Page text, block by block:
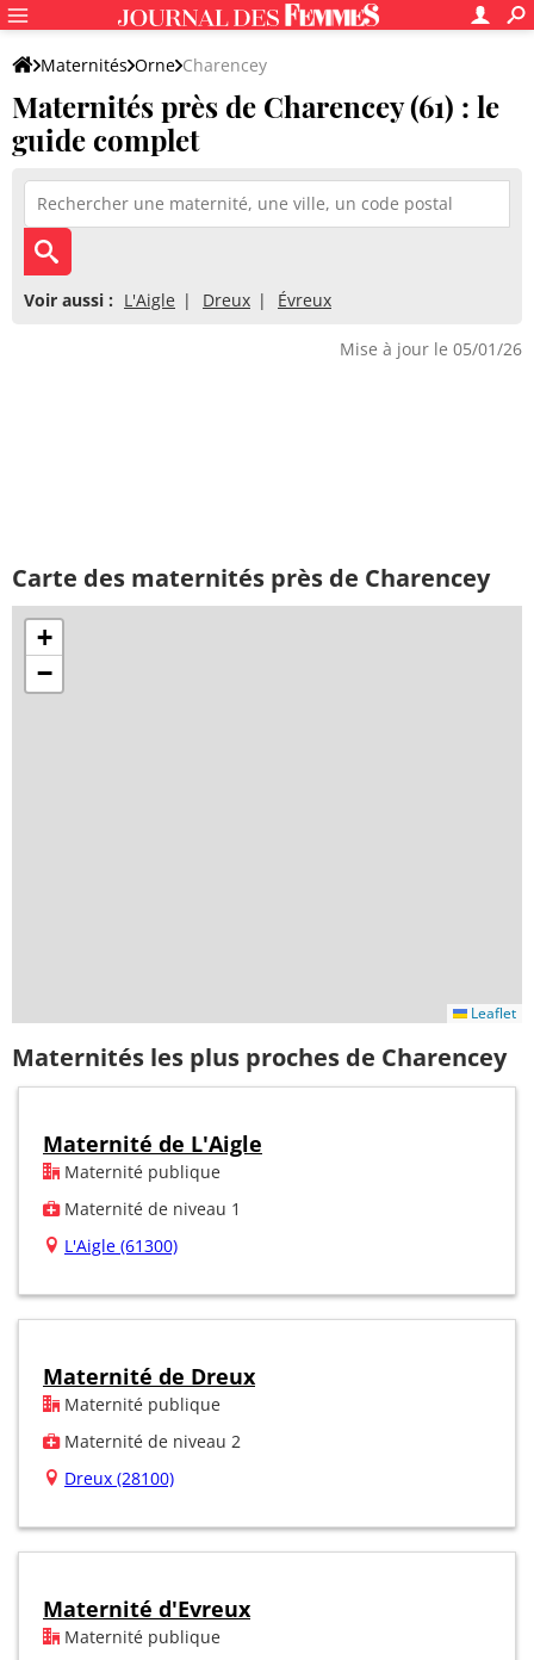
Maternités Orne Charencey
Maternités près de Charencey (61) : le
guide complet
Voir aussi : L'Aigle Dreux Évreux
Mise à jour le 05/01/26
Carte des maternités près de Charencey
+
−
Leaflet
Maternités les plus proches de Charencey
Maternité de L'Aigle
Maternité publique
Maternité de niveau 1
L'Aigle (61300)
Maternité de Dreux
Maternité publique
Maternité de niveau 2
Dreux (28100)
Maternité d'Evreux
Maternité publique